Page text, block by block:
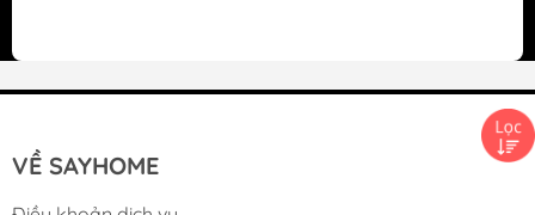
VỀ SAYHOME